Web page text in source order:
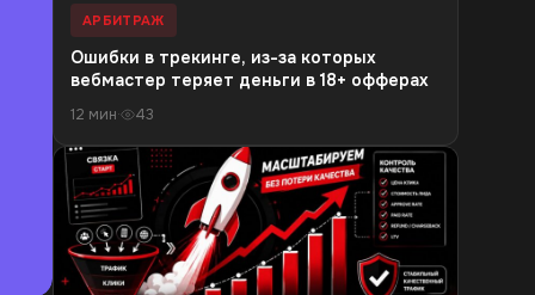
АРБИТРАЖ
Ошибки в трекинге, из-за которых
вебмастер теряет деньги в 18+ офферах
12 мин· 43